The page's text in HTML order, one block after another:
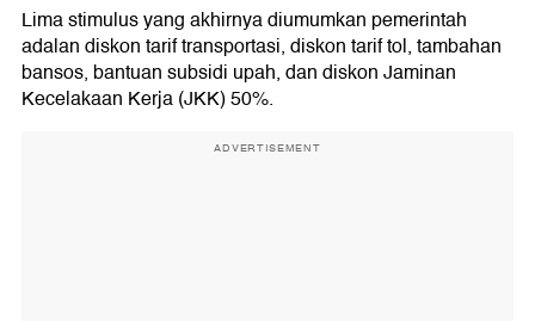
Lima stimulus yang akhirnya diumumkan pemerintah
adalan diskon tarif transportasi, diskon tarif tol, tambahan
bansos, bantuan subsidi upah, dan diskon Jaminan
Kecelakaan Kerja (JKK) 50%.
ADVERTISEMENT